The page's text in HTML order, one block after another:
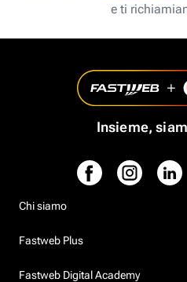
e ti
Insieme,
Chi siamo
Fastweb Plus
Fastweb Digital Academy